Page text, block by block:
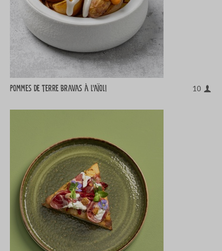
Pommes de terre bravas à l'aïoli 10